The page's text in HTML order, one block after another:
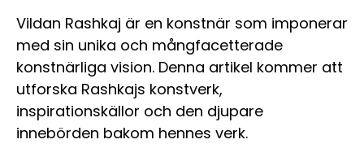
Vildan Rashkaj är en konstnär som imponerar
med sin unika och mångfacetterade
konstnärliga vision. Denna artikel kommer att
utforska Rashkajs konstverk,
inspirationskällor och den djupare
innebörden bakom hennes verk.